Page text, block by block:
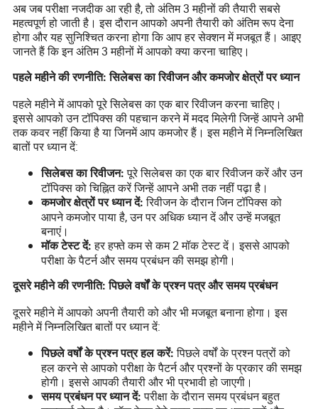
अब जब परीक्षा नजदीक आ रही है, तो अंतिम 3 महीनों की तैयारी सबसे
महत्वपूर्ण हो जाती है। इस दौरान आपको अपनी तैयारी को अंतिम रूप देना
होगा और यह सुनिश्चित करना होगा कि आप हर सेक्शन में मजबूत हैं। आइए
जानते हैं कि इन अंतिम 3 महीनों में आपको क्या करना चाहिए।
पहले महीने की रणनीति: सिलेबस का रिवीजन और कमजोर क्षेत्रों पर ध्यान
पहले महीने में आपको पूरे सिलेबस का एक बार रिवीजन करना चाहिए।
इससे आपको उन टॉपिक्स की पहचान करने में मदद मिलेगी जिन्हें आपने अभी
तक कवर नहीं किया है या जिनमें आप कमजोर हैं। इस महीने में निम्नलिखित
बातों पर ध्यान दें:
सिलेबस का रिवीजन: पूरे सिलेबस का एक बार रिवीजन करें और उन
टॉपिक्स को चिह्नित करें जिन्हें आपने अभी तक नहीं पढ़ा है।
कमजोर क्षेत्रों पर ध्यान दें: रिवीजन के दौरान जिन टॉपिक्स को
आपने कमजोर पाया है, उन पर अधिक ध्यान दें और उन्हें मजबूत
बनाएं।
मॉक टेस्ट दें: हर हफ्ते कम से कम 2 मॉक टेस्ट दें। इससे आपको
परीक्षा के पैटर्न और समय प्रबंधन की समझ होगी।
दूसरे महीने की रणनीति: पिछले वर्षों के प्रश्न पत्र और समय प्रबंधन
दूसरे महीने में आपको अपनी तैयारी को और भी मजबूत बनाना होगा। इस
महीने में निम्नलिखित बातों पर ध्यान दें:
पिछले वर्षों के प्रश्न पत्र हल करें: पिछले वर्षों के प्रश्न पत्रों को
हल करने से आपको परीक्षा के पैटर्न और प्रश्नों के प्रकार की समझ
होगी। इससे आपकी तैयारी और भी प्रभावी हो जाएगी।
समय प्रबंधन पर ध्यान दें: परीक्षा के दौरान समय प्रबंधन बहुत